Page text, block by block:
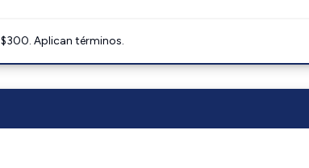
Aplican términos.